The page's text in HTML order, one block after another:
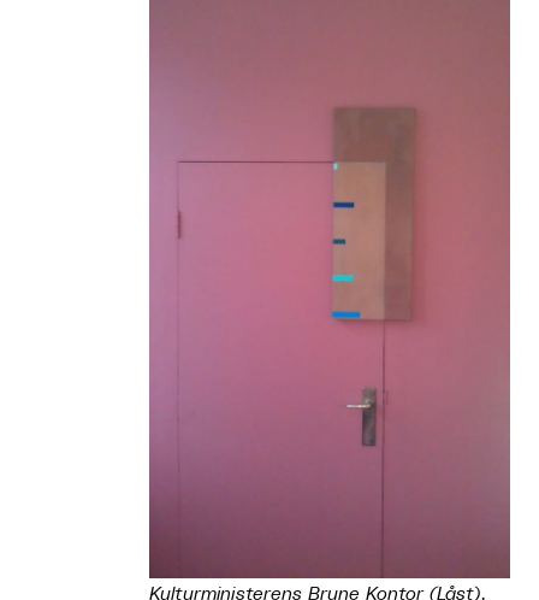
Kulturministerens Brune Kontor (Låst),